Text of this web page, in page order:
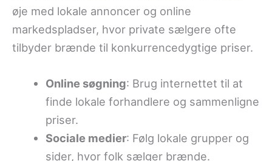
øje med lokale annoncer og online
markedspladser, hvor private sælgere ofte
tilbyder brænde til konkurrencedygtige priser.
Online søgning: Brug internettet til at
finde lokale forhandlere og sammenligne
priser.
Sociale medier: Følg lokale grupper og
sider, hvor folk sælger brænde.